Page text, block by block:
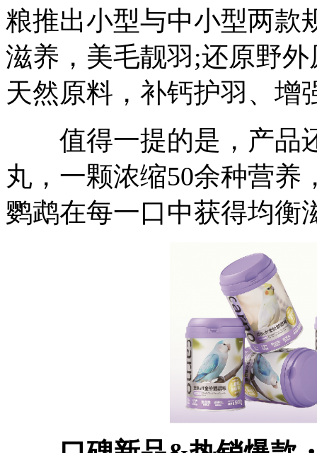
粮推出小型与中小型两款
滋养，美毛靓羽;还原野
天然原料，补钙护羽、增
值得一提的是，产品
丸，一颗浓缩50余种营养
鹦鹉在每一口中获得均衡